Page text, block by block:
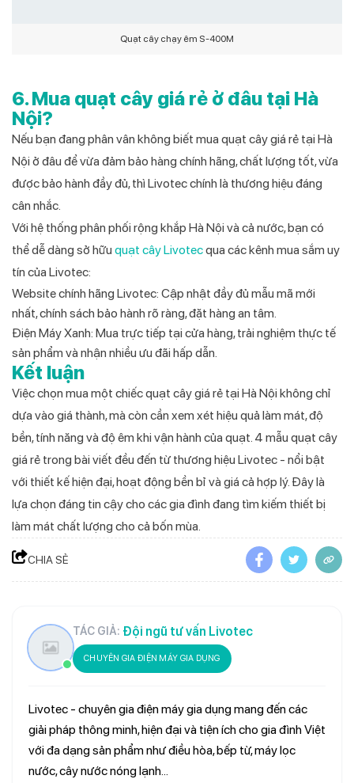
Quạt cây chạy êm S-400M
6. Mua quạt cây giá rẻ ở đâu tại Hà
Nội?
Nếu bạn đang phân vân không biết mua quạt cây giá rẻ tại Hà
Nội ở đâu để vừa đảm bảo hàng chính hãng, chất lượng tốt, vừa
được bảo hành đầy đủ, thì Livotec chính là thương hiệu đáng
cân nhắc.
Với hệ thống phân phối rộng khắp Hà Nội và cả nước, bạn có
thể dễ dàng sở hữu quạt cây Livotecqua các kênh mua sắm uy
tín của Livotec:
Website chính hãng Livotec: Cập nhật đầy đủ mẫu mã mới
nhất, chính sách bảo hành rõ ràng, đặt hàng an tâm.
Điện Máy Xanh: Mua trực tiếp tại cửa hàng, trải nghiệm thực tế
sản phẩm và nhận nhiều ưu đãi hấp dẫn.
Kết luận
Việc chọn mua một chiếc quạt cây giá rẻ tại Hà Nội không chỉ
dựa vào giá thành, mà còn cần xem xét hiệu quả làm mát, độ
bền, tính năng và độ êm khi vận hành của quạt. 4 mẫu quạt cây
giá rẻ trong bài viết đều đến từ thương hiệu Livotec - nổi bật
với thiết kế hiện đại, hoạt động bền bỉ và giá cả hợp lý. Đây là
lựa chọn đáng tin cậy cho các gia đình đang tìm kiếm thiết bị
làm mát chất lượng cho cả bốn mùa.
CHIA SẺ
TÁC GIẢ: Đội ngũ tư vấn Livotec
CHUYÊN GIA ĐIỆN MÁY GIA DỤNG
Livotec - chuyên gia điện máy gia dụng mang đến các
giải pháp thông minh, hiện đại và tiện ích cho gia đình Việt
với đa dạng sản phẩm như điều hòa, bếp từ, máy lọc
nước, cây nước nóng lạnh...